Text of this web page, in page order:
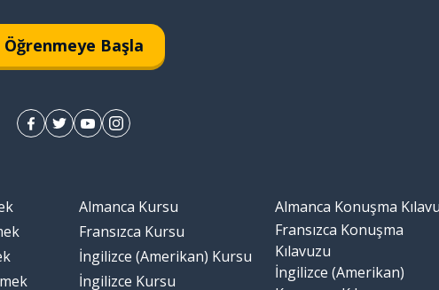
Öğrenmeye Başla
Almanca Kursu
Fransızca Kursu
İngilizce (Amerikan) Kursu
İngilizce Kursu
Almanca Konuşma
Fransızca Konuşma
Kılavuzu
İngilizce (Amerikan)